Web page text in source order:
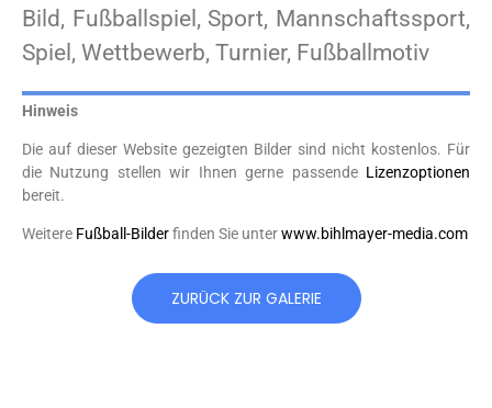
Bild, Fußballspiel, Sport, Mannschaftssport,
Spiel, Wettbewerb, Turnier, Fußballmotiv
Hinweis
Die auf dieser Website gezeigten Bilder sind nicht kostenlos. Für
die Nutzung stellen wir Ihnen gerne passende Lizenzoptionen
bereit.
Weitere Fußball-Bilderfinden Sie unterwww.bihlmayer-media.com
ZURÜCK ZUR GALERIE